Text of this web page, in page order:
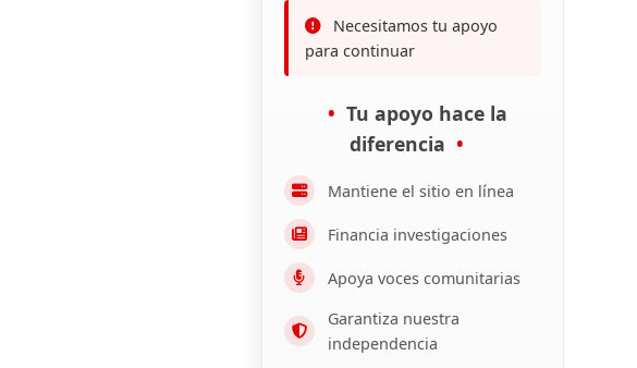
Necesitamos tu apoyo
para continuar
Tu apoyo hace la
diferencia
Mantiene el sitio en línea
Financia investigaciones
Apoya voces comunitarias
Garantiza nuestra
independencia